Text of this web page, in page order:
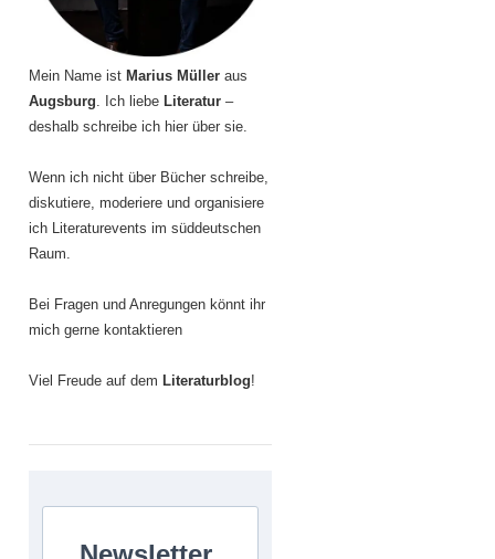
Mein Name ist Marius Müller aus
Augsburg. Ich liebe Literatur –
deshalb schreibe ich hier über sie.
Wenn ich nicht über Bücher schreibe,
diskutiere, moderiere und organisiere
ich Literaturevents im süddeutschen
Raum.
Bei Fragen und Anregungen könnt ihr
mich gerne kontaktieren
Viel Freude auf dem Literaturblog!